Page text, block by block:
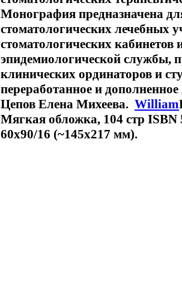
Монография предназначена
стоматологических лечебных
стоматологических
эпидемиологической службы,
клинических ординаторов и
переработанное и
Цепов Елена Михеева. William
Мягкая обложка, 104 стр
60x90/16 (~145х217 мм).